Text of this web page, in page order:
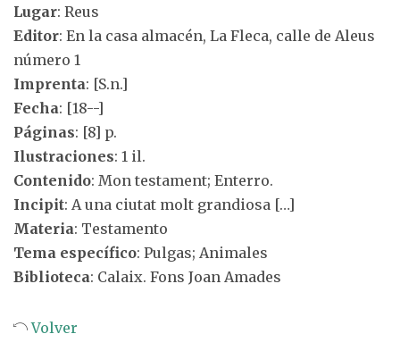
Lugar: Reus
Editor: En la casa almacén, La Fleca, calle de Aleus
número 1
Imprenta: [S.n.]
Fecha: [18--]
Páginas: [8] p.
Ilustraciones: 1 il.
Contenido: Mon testament; Enterro.
Incipit: A una ciutat molt grandiosa […]
Materia: Testamento
Tema específico: Pulgas; Animales
Biblioteca: Calaix. Fons Joan Amades
Volver